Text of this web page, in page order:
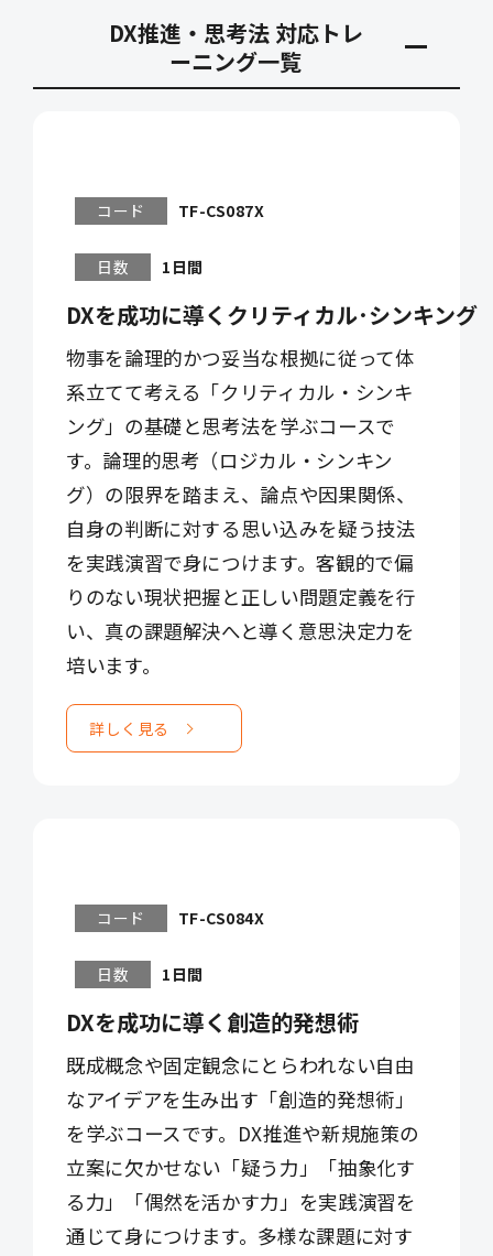
DX推進・思考法 対応トレ
ーニング一覧
コード TF-CS087X
日数 1日間
DXを成功に導くクリティカル･シンキング
物事を論理的かつ妥当な根拠に従って体
系立てて考える「クリティカル・シンキ
ング」の基礎と思考法を学ぶコースで
す。論理的思考（ロジカル・シンキン
グ）の限界を踏まえ、論点や因果関係、
自身の判断に対する思い込みを疑う技法
を実践演習で身につけます。客観的で偏
りのない現状把握と正しい問題定義を行
い、真の課題解決へと導く意思決定力を
培います。
詳しく見る
コード TF-CS084X
日数 1日間
DXを成功に導く創造的発想術
既成概念や固定観念にとらわれない自由
なアイデアを生み出す「創造的発想術」
を学ぶコースです。DX推進や新規施策の
立案に欠かせない「疑う力」「抽象化す
る力」「偶然を活かす力」を実践演習を
通じて身につけます。多様な課題に対す